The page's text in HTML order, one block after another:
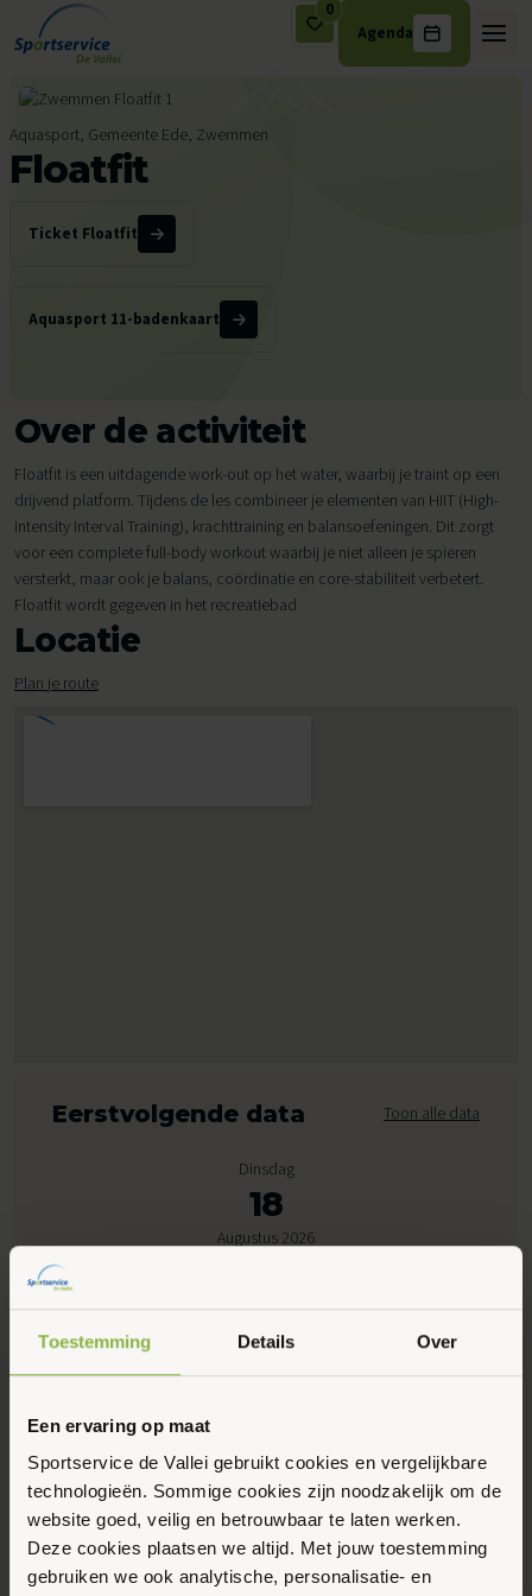
Toestemming Details Over
Een ervaring op maat
Sportservice de Vallei gebruikt cookies en vergelijkbare
technologieën. Sommige cookies zijn noodzakelijk om de
website goed, veilig en betrouwbaar te laten werken.
Deze cookies plaatsen we altijd. Met jouw toestemming
gebruiken we ook analytische, personalisatie- en
Ga naar de inhoud
0
Agenda
Aquasport, Gemeente Ede, Zwemmen
Floatfit
Ticket Floatfit
Aquasport 11-badenkaart
Over de activiteit
Floatfit is een uitdagende work-out op het water, waarbij je traint op een
drijvend platform. Tijdens de les combineer je elementen van HIIT (High-
Intensity Interval Training), krachttraining en balansoefeningen. Dit zorgt
voor een complete full-body workout waarbij je niet alleen je spieren
versterkt, maar ook je balans, coördinatie en core-stabiliteit verbetert.
Floatfit wordt gegeven in het recreatiebad
Locatie
Plan je route
Eerstvolgende data Toon alle data
Dinsdag
18
Augustus 2026
20:00 - 20:30
Peppelensteeg 17, Ede
Maak favoriet
Gerelateerde activiteiten